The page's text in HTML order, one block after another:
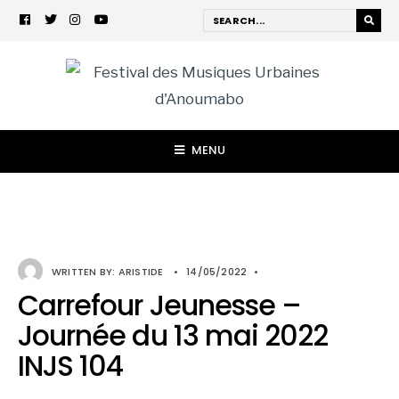
MENU
WRITTEN BY: ARISTIDE • 14/05/2022 •
Carrefour Jeunesse –
Journée du 13 mai 2022
INJS 104